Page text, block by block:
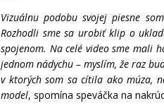
Vizuálnu podobu svojej piesne
Rozhodli sme sa urobiť klip o
spojenom. Na celé video sme mali
jednom nádychu – myslím, že raz
v ktorých som sa cítila ako múza,
model, spomína speváčka na